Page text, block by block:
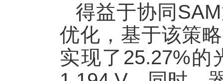
得益于协同 SAM
优化，基于该策
实现了 25.27%的